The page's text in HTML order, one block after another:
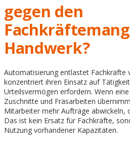
gegen den
Handwerk?
Automatisierung entlastet Fachkräfte
konzentriert ihren Einsatz auf
Urteilsvermögen erfordern. Wenn
Zuschnitte und Fräsarbeiten
Mitarbeiter mehr Aufträge abwickeln,
Das ist kein Ersatz für Fachkräfte,
Nutzung vorhandener Kapazitäten.